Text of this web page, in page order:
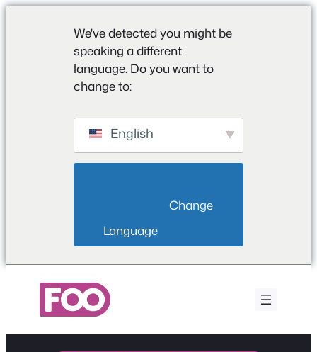
We've detected you might be
speaking a different
language. Do you want to
change to:
English
Language